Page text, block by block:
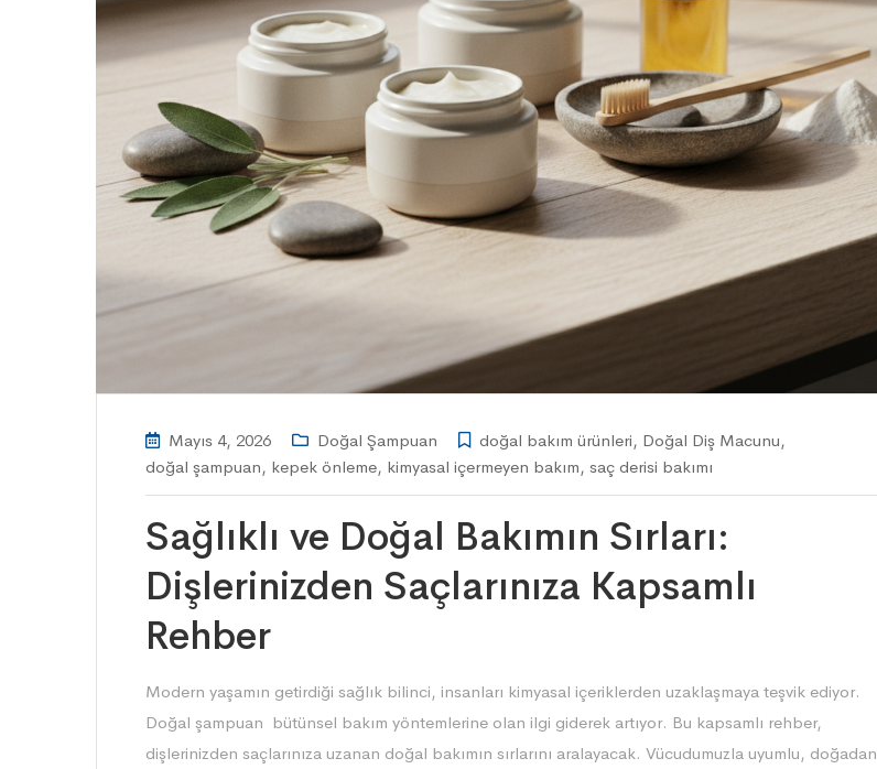
Mayıs 4, 2026 Doğal Şampuan doğal bakım ürünleri, Doğal Diş Macunu,
doğal şampuan, kepek önleme, kimyasal içermeyen bakım, saç derisi bakımı
Sağlıklı ve Doğal Bakımın Sırları:
Dişlerinizden Saçlarınıza Kapsamlı
Rehber
Modern yaşamın getirdiği sağlık bilinci, insanları kimyasal içeriklerden uzaklaşmaya teşvik ediyor.
Doğal şampuan bütünsel bakım yöntemlerine olan ilgi giderek artıyor. Bu kapsamlı rehber,
dişlerinizden saçlarınıza uzanan doğal bakımın sırlarını aralayacak. Vücudumuzla uyumlu, doğadan